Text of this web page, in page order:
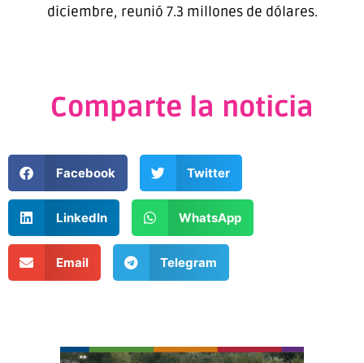
diciembre, reunió 7.3 millones de dólares.
Comparte la noticia
Facebook Twitter
LinkedIn WhatsApp
Email Telegram